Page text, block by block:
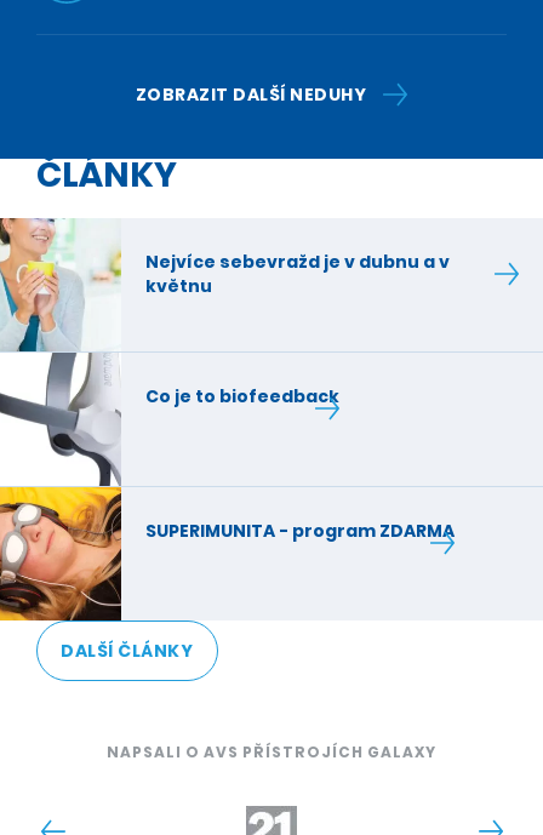
ZOBRAZIT DALŠÍ NEDUHY
ČLÁNKY
Nejvíce sebevražd je v dubnu a v
květnu
Co je to biofeedback
SUPERIMUNITA - program ZDARMA
DALŠÍ ČLÁNKY
NAPSALI O AVS PŘÍSTROJÍCH GALAXY